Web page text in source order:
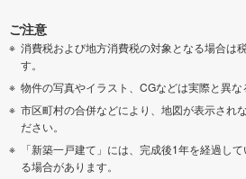
ご注意
消費税および地方消費税の対象となる場合は
す。
物件の写真やイラスト、CGなどは実際と異な
市区町村の合併などにより、地図が表示され
ださい。
「新築一戸建て」には、完成後1年を経過し
る場合があります。